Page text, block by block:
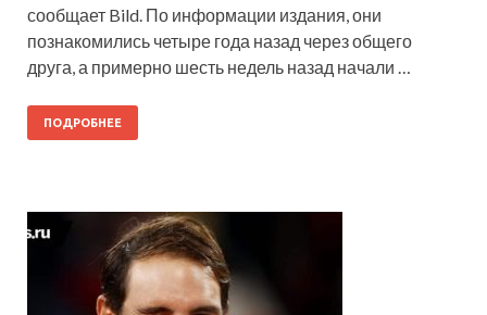
сообщает Bild. По информации издания, они
познакомились четыре года назад через общего
друга, а примерно шесть недель назад начали …
ПОДРОБНЕЕ